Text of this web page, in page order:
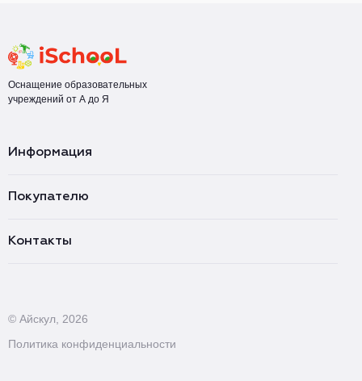
Оснащение образовательных
учреждений от А до Я
Информация
Покупателю
Контакты
© Айскул, 2026
Политика конфиденциальности